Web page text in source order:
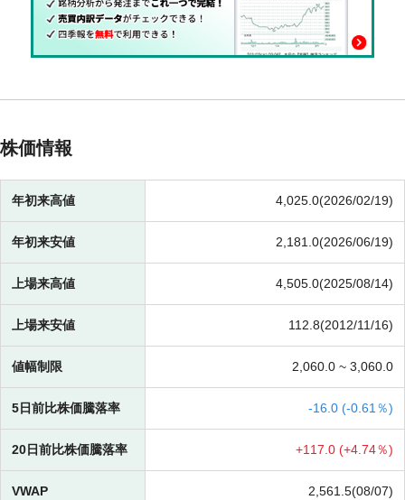
株価情報
年初来高値 4,025.0(2026/02/19)
年初来安値 2,181.0(2026/06/19)
上場来高値 4,505.0(2025/08/14)
上場来安値 112.8(2012/11/16)
値幅制限 2,060.0 ~ 3,060.0
5日前比株価騰落率 -16.0 (-0.61％)
20日前比株価騰落率 +117.0 (+4.74％)
VWAP 2,561.5(08/07)